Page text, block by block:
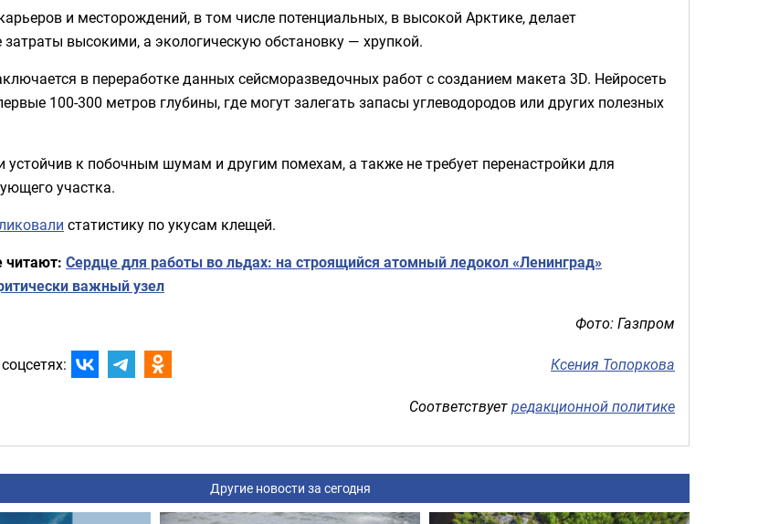
и месторождений, в том числе потенциальных, в высокой Арктике, делает
затраты высокими, а экологическую обстановку — хрупкой.
в переработке данных сейсморазведочных работ с созданием макета 3D. Нейросеть
100-300 метров глубины, где могут залегать запасы углеводородов или других полезных
устойчив к побочным шумам и другим помехам, а также не требует перенастройки для
участка.
статистику по укусам клещей.
читают: Сердце для работы во льдах: на строящийся атомный ледокол «Ленинград»
важный узел
Фото: Газпром
Ксения Топоркова
Соответствуетредакционной политике
Другие новости за сегодня